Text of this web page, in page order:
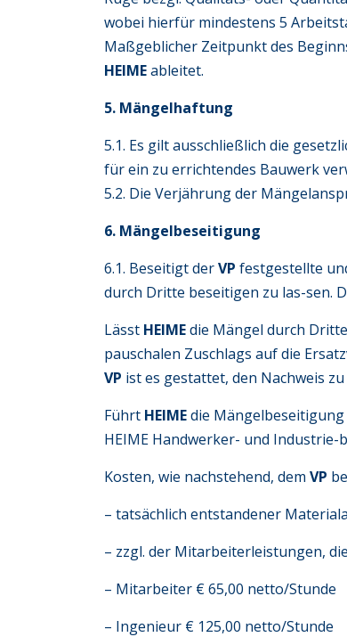
wobei hierfür mindestens 5
Maßgeblicher Zeitpunkt des
HEIMEableitet.
5. Mängelhaftung
5.1. Es gilt ausschließlich die
für ein zu errichtendes Bauwerk
5.2. Die Verjährung der
6. Mängelbeseitigung
6.1. Beseitigt derVP festgestellte
durch Dritte beseitigen zu las-sen.
Lässt HEIMEdie Mängel durch
pauschalen Zuschlags auf die
VP ist es gestattet, den Nachweis
Führt HEIMEdie
HEIME Handwerker- und Industrie-
Kosten, wie nachstehend, dem VP
– tatsächlich entstandener
– zzgl. der Mitarbeiterleistungen,
– Mitarbeiter € 65,00 netto/Stunde
– Ingenieur € 125,00 netto/Stunde